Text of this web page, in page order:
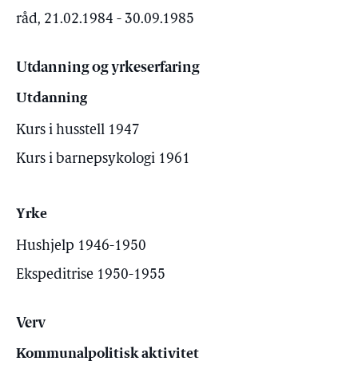
råd, 21.02.1984 - 30.09.1985
Utdanning og yrkeserfaring
Utdanning
Kurs i husstell 1947
Kurs i barnepsykologi 1961
Yrke
Hushjelp 1946-1950
Ekspeditrise 1950-1955
Verv
Kommunalpolitisk aktivitet